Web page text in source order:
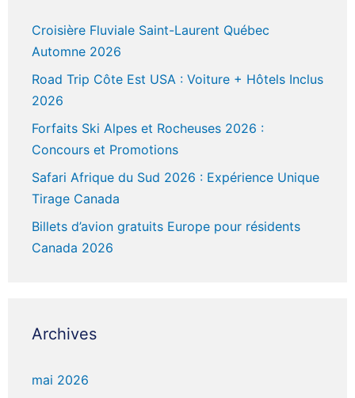
Croisière Fluviale Saint-Laurent Québec
Automne 2026
Road Trip Côte Est USA : Voiture + Hôtels Inclus
2026
Forfaits Ski Alpes et Rocheuses 2026 :
Concours et Promotions
Safari Afrique du Sud 2026 : Expérience Unique
Tirage Canada
Billets d’avion gratuits Europe pour résidents
Canada 2026
Archives
mai 2026